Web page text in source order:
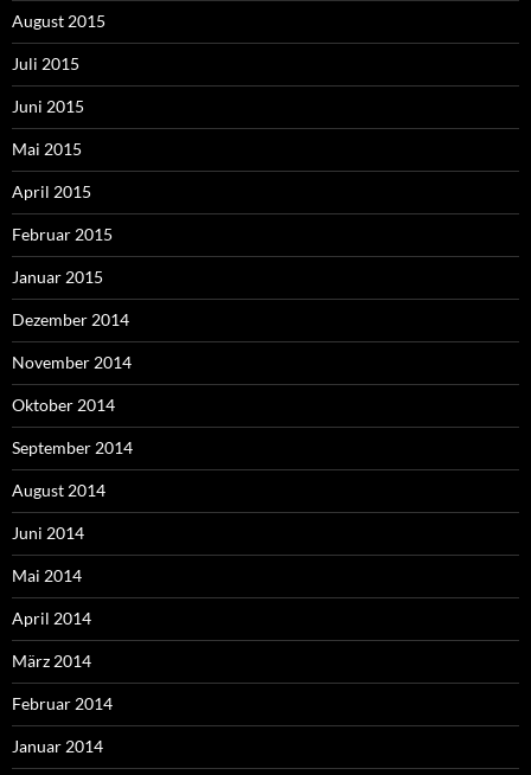
August 2015
Juli 2015
Juni 2015
Mai 2015
April 2015
Februar 2015
Januar 2015
Dezember 2014
November 2014
Oktober 2014
September 2014
August 2014
Juni 2014
Mai 2014
April 2014
März 2014
Februar 2014
Januar 2014